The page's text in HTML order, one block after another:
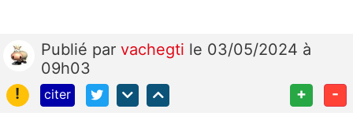
Publié par vachegti le 03/05/2024 à
09h03
!
citer + -